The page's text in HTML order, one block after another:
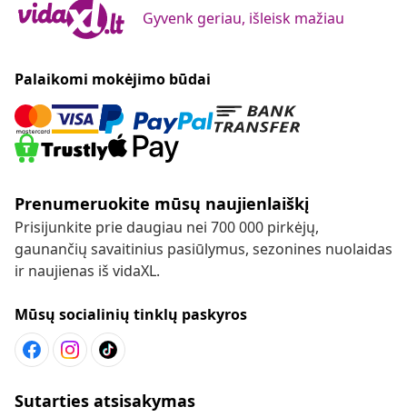
Gyvenk geriau, išleisk mažiau
Palaikomi mokėjimo būdai
Prenumeruokite mūsų naujienlaiškį
Prisijunkite prie daugiau nei 700 000 pirkėjų,
gaunančių savaitinius pasiūlymus, sezonines nuolaidas
ir naujienas iš vidaXL.
Mūsų socialinių tinklų paskyros
Sutarties atsisakymas